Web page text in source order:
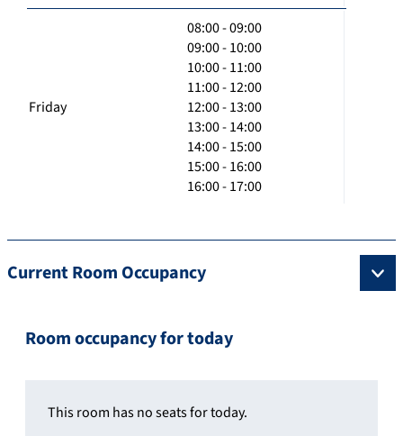
Friday
08:00 - 09:00
09:00 - 10:00
10:00 - 11:00
11:00 - 12:00
12:00 - 13:00
13:00 - 14:00
14:00 - 15:00
15:00 - 16:00
16:00 - 17:00
Current Room Occupancy
Room occupancy for today
This room has no seats for today.